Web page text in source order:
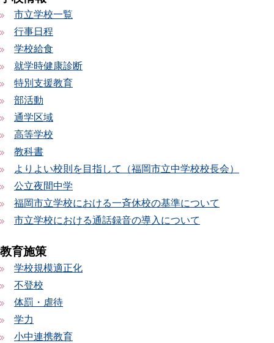
市立学校一覧
行事日程
学校給食
就学時健康診断
特別支援教育
部活動
通学区域
高等学校
教科書
よりよい校則を目指して（福岡市立中学校校長会）
公立夜間中学
福岡市立学校における一斉休校の基準について
市立学校における通話録音の導入について
教育施策
学校規模適正化
不登校
体罰・虐待
学力
小中連携教育